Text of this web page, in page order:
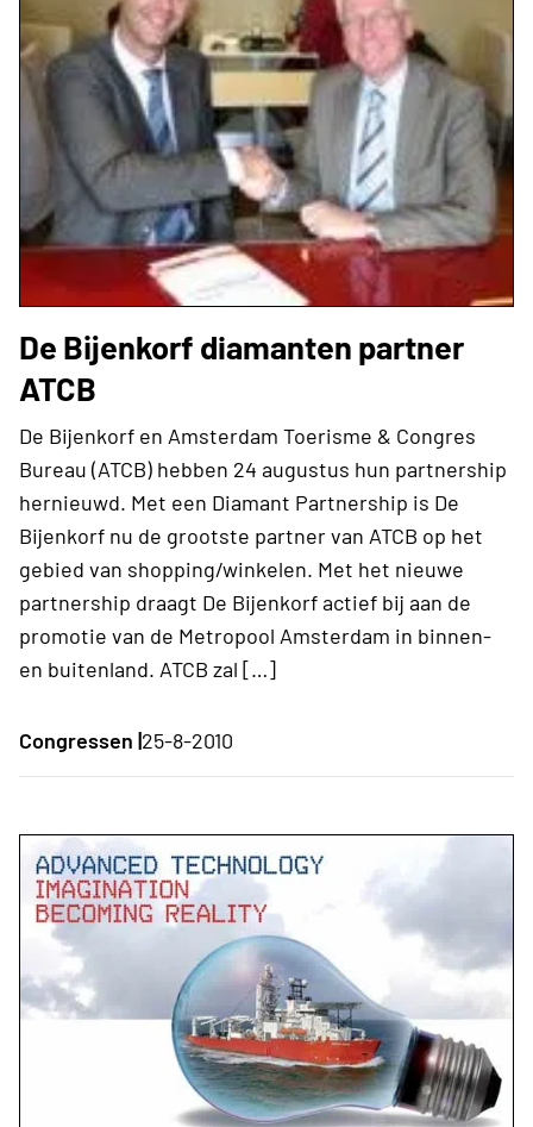
De Bijenkorf diamanten partner
ATCB
De Bijenkorf en Amsterdam Toerisme & Congres
Bureau (ATCB) hebben 24 augustus hun partnership
hernieuwd. Met een Diamant Partnership is De
Bijenkorf nu de grootste partner van ATCB op het
gebied van shopping/winkelen. Met het nieuwe
partnership draagt De Bijenkorf actief bij aan de
promotie van de Metropool Amsterdam in binnen-
en buitenland. ATCB zal […]
Congressen |25-8-2010